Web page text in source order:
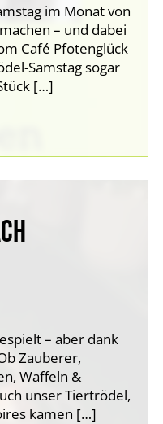
im Monat von
– und dabei
Café Pfotenglück
Samstag sogar
[…]
– aber dank
Zauberer,
Waffeln &
unser Tiertrödel,
kamen […]